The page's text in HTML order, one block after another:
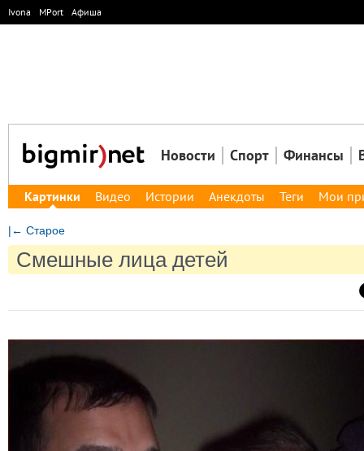
Ivona MPort Афиша
Новости Спорт Финансы
Картинки Видео Истории Анекдоты Теги Мои
|← Старое
Смешные лица детей